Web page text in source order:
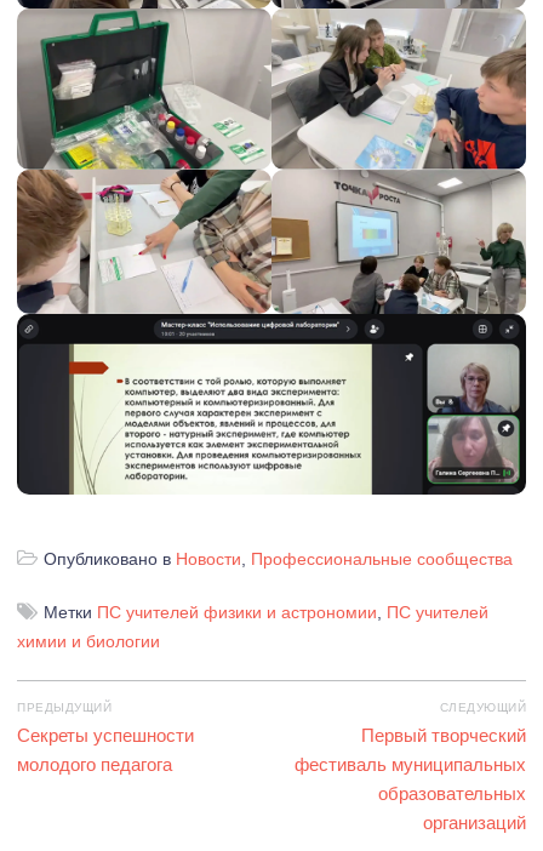
Опубликовано в Новости Профессиональные сообщества
Метки ПС учителей физики и астрономии
ПС учителей
химии и биологии
Навигация
по
записям
ПРЕДЫДУЩИЙ
Предыдущая
запись:
Секреты успешности
молодого педагога
СЛЕДУЮЩИЙ
Следующая
запись:
Первый творческий
фестиваль муниципальных
образовательных
организаций